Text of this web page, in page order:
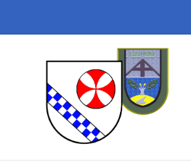
content
footer